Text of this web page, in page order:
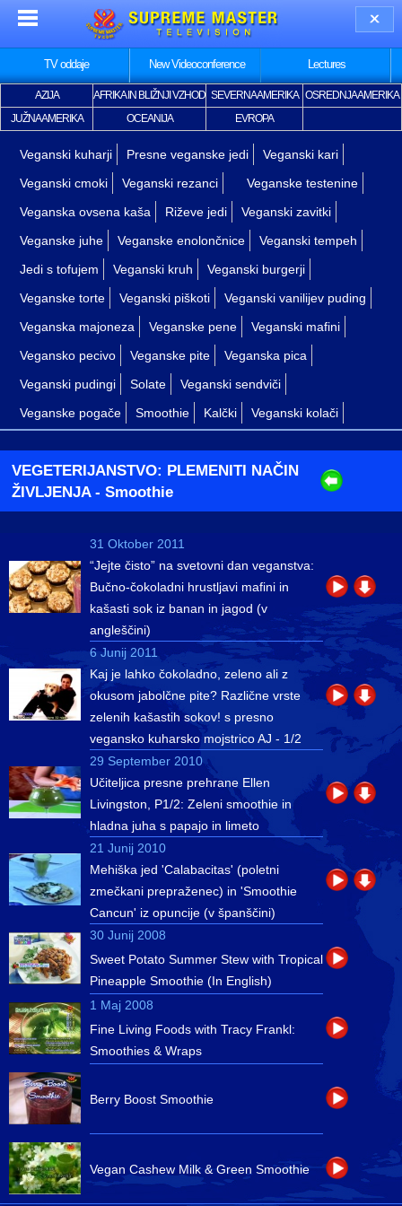
TV oddaje New Videoconference Lectures
AZIJA AFRIKA IN BLIŽNJI VZHOD SEVERNA AMERIKA OSREDNJA AMERIKA
JUŽNA AMERIKA
OCEANIJA EVROPA
Veganski kuharji Presne veganske jedi
Veganski kari
Veganski cmoki
Veganski rezanci
Veganske testenine
Veganska ovsena kaša
Riževe jedi
Veganski zavitki
Veganske juhe
Veganske enolončnice
Veganski tempeh
Jedi s tofujem
Veganski kruh
Veganski burgerji
Veganske torte
Veganski piškoti
Veganski vanilijev puding
Veganska majoneza
Veganske pene
Veganski mafini
Vegansko pecivo
Veganske pite
Veganska pica
Veganski pudingi
Solate
Veganski sendviči
Veganske pogače
Smoothie Kalčki Veganski kolači
VEGETERIJANSTVO: PLEMENITI NAČIN
ŽIVLJENJA- Smoothie
31 Oktober 2011
“Jejte čisto” na svetovni dan veganstva:
Bučno-čokoladni hrustljavi mafini in
kašasti sok iz banan in jagod (v
angleščini)
6 Junij 2011
Kaj je lahko čokoladno, zeleno ali z
okusom jabolčne pite? Različne vrste
zelenih kašastih sokov! s presno
vegansko kuharsko mojstrico AJ - 1/2
29 September 2010
Učiteljica presne prehrane Ellen
Livingston, P1/2: Zeleni smoothie in
hladna juha s papajo in limeto
21 Junij 2010
Mehiška jed 'Calabacitas' (poletni
zmečkani prepraženec) in 'Smoothie
Cancun' iz opuncije (v španščini)
30 Junij 2008
Sweet Potato Summer Stew with Tropical
Pineapple Smoothie (In English)
1 Maj 2008
Fine Living Foods with Tracy Frankl:
Smoothies & Wraps
Berry Boost Smoothie
Vegan Cashew Milk & Green Smoothie